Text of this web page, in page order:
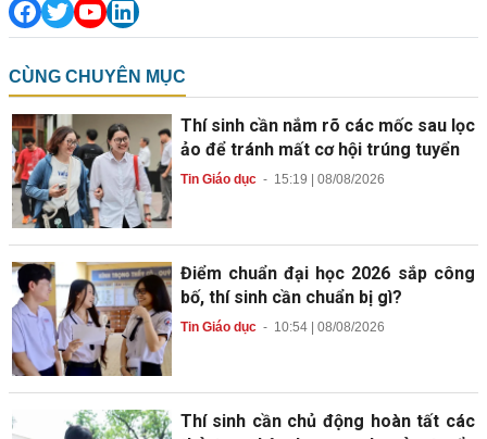
CÙNG CHUYÊN MỤC
Thí sinh cần nắm rõ các mốc sau lọc
ảo để tránh mất cơ hội trúng tuyển
Tin Giáo dục- 15:19 | 08/08/2026
Điểm chuẩn đại học 2026 sắp công
bố, thí sinh cần chuẩn bị gì?
Tin Giáo dục- 10:54 | 08/08/2026
Thí sinh cần chủ động hoàn tất các